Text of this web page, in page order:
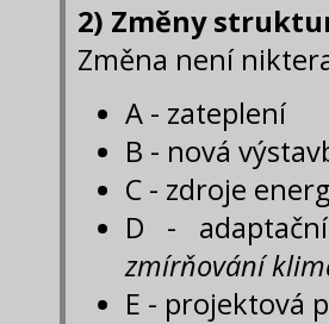
2) Změny
Změna není
A - zateplení
B - nová
C - zdroje
D -
zmírňování
E - projektová